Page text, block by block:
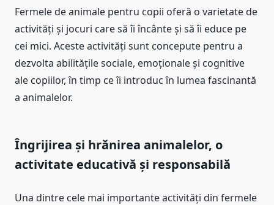
Fermele de animale pentru copii oferă o varietate de
activități și jocuri care să îi încânte și să îi educe pe
cei mici. Aceste activități sunt concepute pentru a
dezvolta abilitățile sociale, emoționale și cognitive
ale copiilor, în timp ce îi introduc în lumea fascinantă
a animalelor.
Îngrijirea și hrănirea animalelor, o
activitate educativă și responsabilă
Una dintre cele mai importante activități din fermele